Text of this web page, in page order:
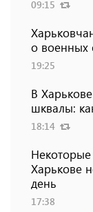
09:15
о военных
19:25
В
шквалы:
18:14
Харькове
день
17:38